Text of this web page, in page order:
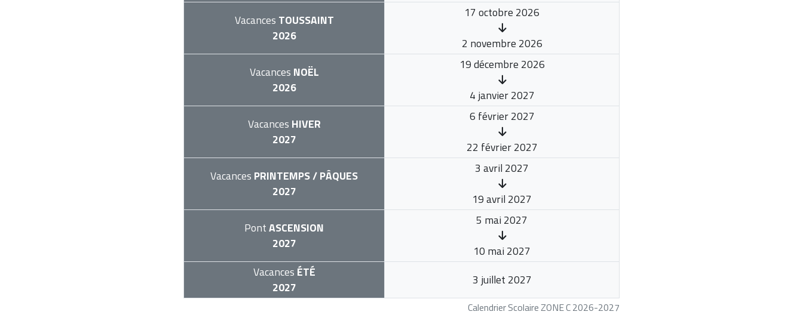
Calendrier Scolaire ZONE C 2026-2027
Vacances TOUSSAINT
2026
17 octobre 2026
2 novembre 2026
Vacances NOËL
2026
19 décembre 2026
4 janvier 2027
Vacances HIVER
2027
6 février 2027
22 février 2027
Vacances PRINTEMPS / PÂQUES
2027
3 avril 2027
19 avril 2027
PontASCENSION
2027
5 mai 2027
10 mai 2027
Vacances ÉTÉ
2027
3 juillet 2027